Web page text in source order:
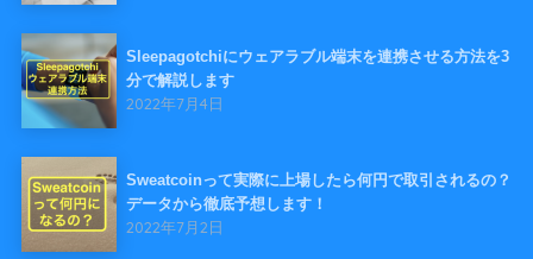
Sleepagotchiにウェアラブル端末を連携させる方法を3
分で解説します
2022年7月4日
Sweatcoinって実際に上場したら何円で取引されるの？
データから徹底予想します！
2022年7月2日